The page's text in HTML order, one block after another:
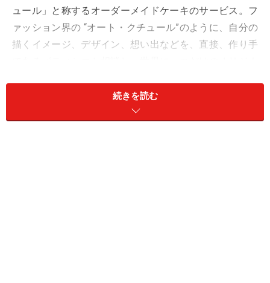
ュール」と称するオーダーメイドケーキのサービス。フ
ァッション界の “オート・クチュール”のように、自分の
描くイメージ、デザイン、想い出などを、直接、作り手
続きを読む